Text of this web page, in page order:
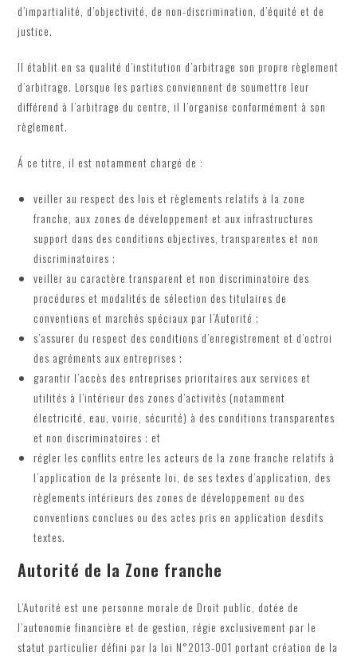
d’impartialité, d’objectivité, de non-discrimination, d’équité et de
justice.
Il établit en sa qualité d’institution d’arbitrage son propre règlement
d’arbitrage. Lorsque les parties conviennent de soumettre leur
différend à l’arbitrage du centre, il l’organise conformément à son
règlement.
Á ce titre, il est notamment chargé de :
veiller au respect des lois et règlements relatifs à la zone
franche, aux zones de développement et aux infrastructures
support dans des conditions objectives, transparentes et non
discriminatoires ;
veiller au caractère transparent et non discriminatoire des
procédures et modalités de sélection des titulaires de
conventions et marchés spéciaux par l’Autorité ;
s’assurer du respect des conditions d’enregistrement et d’octroi
des agréments aux entreprises ;
garantir l’accès des entreprises prioritaires aux services et
utilités à l’intérieur des zones d’activités (notamment
électricité, eau, voirie, sécurité) à des conditions transparentes
et non discriminatoires ; et
régler les conflits entre les acteurs de la zone franche relatifs à
l’application de la présente loi, de ses textes d’application, des
règlements intérieurs des zones de développement ou des
conventions conclues ou des actes pris en application desdits
textes.
Autorité de la Zone franche
L’Autorité est une personne morale de Droit public, dotée de
l’autonomie financière et de gestion, régie exclusivement par le
statut particulier défini par la loi N°2013-001 portant création de la